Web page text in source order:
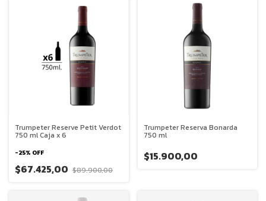
Trumpeter Reserve Petit Verdot
750 ml Caja x 6
-25% OFF
$67.425,00 $89.900,00
Trumpeter Reserva Bonarda
750 ml
$15.900,00